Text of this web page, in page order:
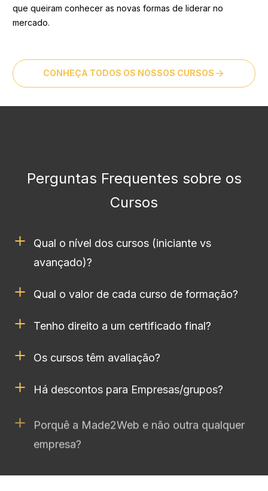
que queiram conhecer as novas formas de liderar no
mercado.
CONHEÇA TODOS OS NOSSOS CURSOS
Perguntas Frequentes sobre os
Cursos
Qual o nível dos cursos (iniciante vs
avançado)?
Qual o valor de cada curso de formação?
Tenho direito a um certificado final?
Os cursos têm avaliação?
Há descontos para Empresas/grupos?
Porquê a Made2Web e não outra qualquer
empresa?